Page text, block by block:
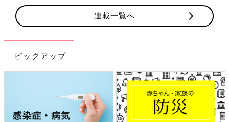
ストが見つめた現状と未来』（朝日新書）で科学ジャーナリスト
賞2016を受賞する。
■浅田先生との共著、『不妊治療を考えたら読む本』（講談社）
今、不妊症に悩む人はとても多くて、検査のみのケースも入れる
と、全国で約6組に1組の夫婦が不妊治療を受けているといわれま
す。不妊治療は、決して特別な人だけが受けるものではなく、意
連載一覧へ
ピックアップ